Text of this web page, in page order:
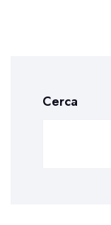
Cerca